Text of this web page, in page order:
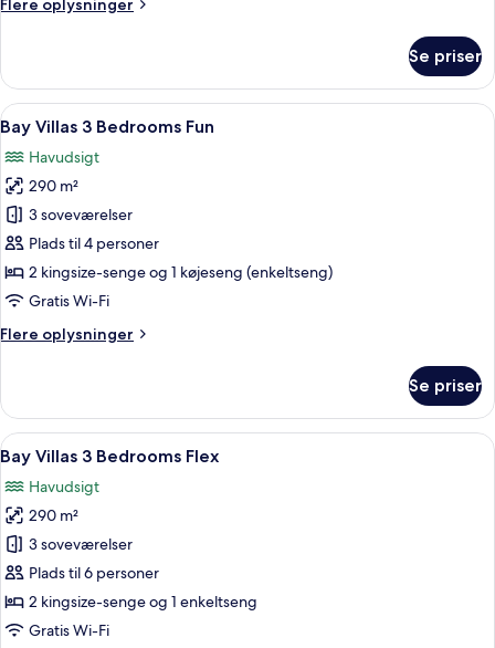
Common
Pool
-
Bay
Villas
Flere oplysninger
Bedroom
Lifestyle
with
Common
Pool
Bay
Villas
Se priser
Indlæs
alle
billeder
af
Bay
Villas
3
Bedrooms
En balkon med rød parasol, sofa og
30
Bay Villas 3 Bedrooms Fun
Havudsigt
290 m²
3 soveværelser
Plads til 4 personer
2 kingsize-senge og 1 køjeseng (enkeltseng)
Gratis Wi-Fi
Flere oplysninger
Flere
Villas
Bedrooms
Fun
Se priser
Indlæs
alle
billeder
af
Bay
Villas
3
Bedrooms
Et soveværelse med en seng, en
49
Bay Villas 3 Bedrooms Flex
Havudsigt
290 m²
3 soveværelser
Plads til 6 personer
2 kingsize-senge og 1 enkeltseng
Gratis Wi-Fi